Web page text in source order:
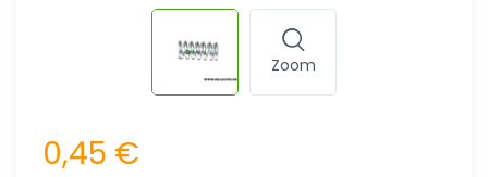
Zoom
0,45 €